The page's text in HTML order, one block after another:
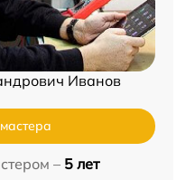
Иванов
– 5 лет